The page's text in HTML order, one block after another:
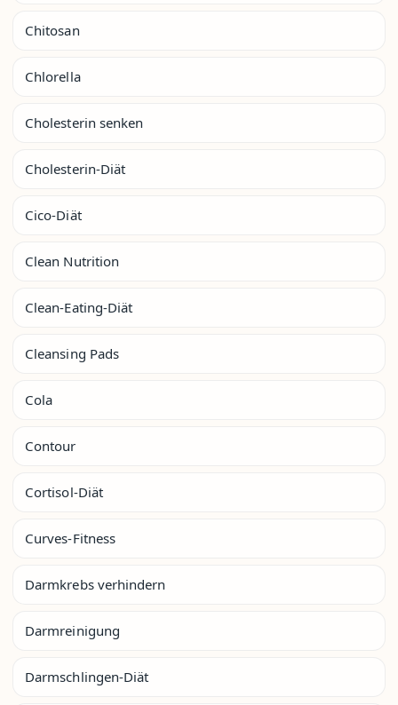
Chitosan
Chlorella
Cholesterin senken
Cholesterin-Diät
Cico-Diät
Clean Nutrition
Clean-Eating-Diät
Cleansing Pads
Cola
Contour
Cortisol-Diät
Curves-Fitness
Darmkrebs verhindern
Darmreinigung
Darmschlingen-Diät